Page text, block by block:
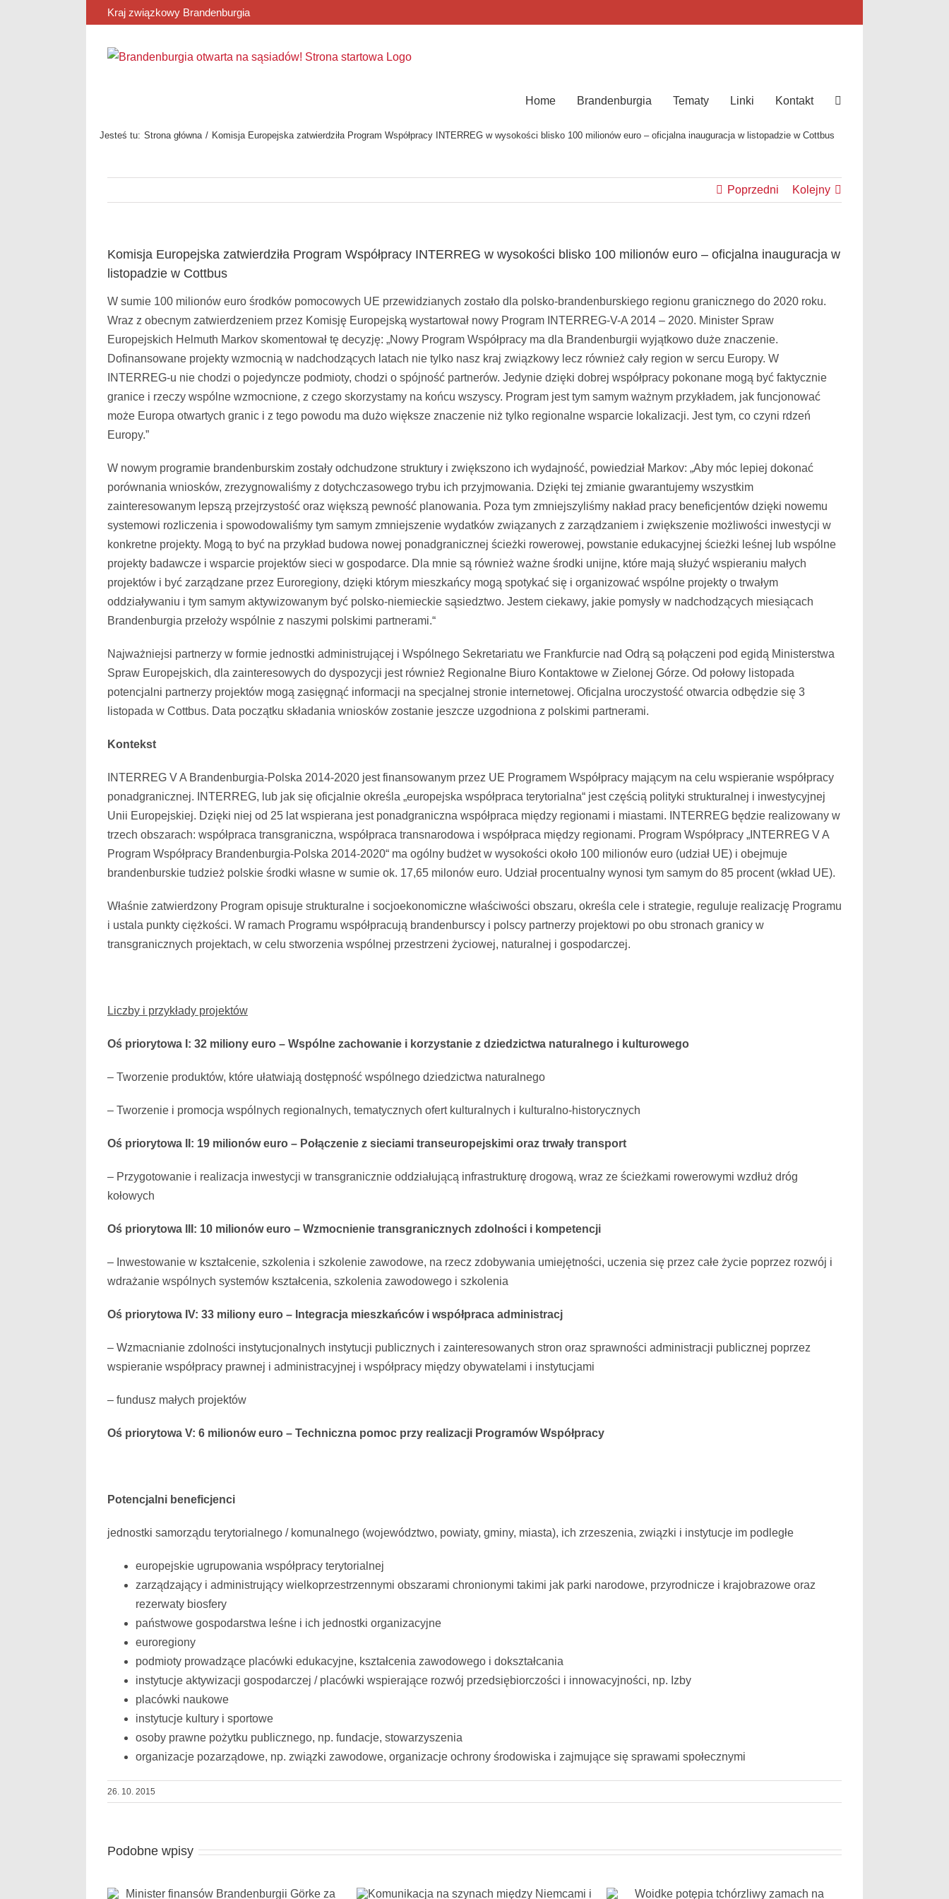
Kraj związkowy Brandenburgia
Home Brandenburgia Tematy Linki Kontakt
Jesteś tu: Strona główna Komisja Europejska zatwierdziła Program Współpracy INTERREG w wysokości blisko 100 milionów euro – oficjalna inauguracja w listopadzie w Cottbus
Poprzedni Kolejny
Komisja Europejska zatwierdziła Program Współpracy INTERREG w wysokości blisko 100 milionów euro – oficjalna inauguracja w
listopadzie w Cottbus
W sumie 100 milionów euro środków pomocowych UE przewidzianych zostało dla polsko-brandenburskiego regionu granicznego do 2020 roku.
Wraz z obecnym zatwierdzeniem przez Komisję Europejską wystartował nowy Program INTERREG-V-A 2014 – 2020. Minister Spraw
Europejskich Helmuth Markov skomentował tę decyzję: „Nowy Program Współpracy ma dla Brandenburgii wyjątkowo duże znaczenie.
Dofinansowane projekty wzmocnią w nadchodzących latach nie tylko nasz kraj związkowy lecz również cały region w sercu Europy. W
INTERREG-u nie chodzi o pojedyncze podmioty, chodzi o spójność partnerów. Jedynie dzięki dobrej współpracy pokonane mogą być faktycznie
granice i rzeczy wspólne wzmocnione, z czego skorzystamy na końcu wszyscy. Program jest tym samym ważnym przykładem, jak funcjonować
może Europa otwartych granic i z tego powodu ma dużo większe znaczenie niż tylko regionalne wsparcie lokalizacji. Jest tym, co czyni rdzeń
Europy.”
W nowym programie brandenburskim zostały odchudzone struktury i zwiększono ich wydajność, powiedział Markov: „Aby móc lepiej dokonać
porównania wniosków, zrezygnowaliśmy z dotychczasowego trybu ich przyjmowania. Dzięki tej zmianie gwarantujemy wszystkim
zainteresowanym lepszą przejrzystość oraz większą pewność planowania. Poza tym zmniejszyliśmy nakład pracy beneficjentów dzięki nowemu
systemowi rozliczenia i spowodowaliśmy tym samym zmniejszenie wydatków związanych z zarządzaniem i zwiększenie możliwości inwestycji w
konkretne projekty. Mogą to być na przykład budowa nowej ponadgranicznej ścieżki rowerowej, powstanie edukacyjnej ścieżki leśnej lub wspólne
projekty badawcze i wsparcie projektów sieci w gospodarce. Dla mnie są również ważne środki unijne, które mają służyć wspieraniu małych
projektów i być zarządzane przez Euroregiony, dzięki którym mieszkańcy mogą spotykać się i organizować wspólne projekty o trwałym
oddziaływaniu i tym samym aktywizowanym być polsko-niemieckie sąsiedztwo. Jestem ciekawy, jakie pomysły w nadchodzących miesiącach
Brandenburgia przełoży wspólnie z naszymi polskimi partnerami.“
Najważniejsi partnerzy w formie jednostki administrującej i Wspólnego Sekretariatu we Frankfurcie nad Odrą są połączeni pod egidą Ministerstwa
Spraw Europejskich, dla zainteresowych do dyspozycji jest również Regionalne Biuro Kontaktowe w Zielonej Górze. Od połowy listopada
potencjalni partnerzy projektów mogą zasięgnąć informacji na specjalnej stronie internetowej. Oficjalna uroczystość otwarcia odbędzie się 3
listopada w Cottbus. Data początku składania wniosków zostanie jeszcze uzgodniona z polskimi partnerami.
Kontekst
INTERREG V A Brandenburgia-Polska 2014-2020 jest finansowanym przez UE Programem Współpracy mającym na celu wspieranie współpracy
ponadgranicznej. INTERREG, lub jak się oficjalnie określa „europejska współpraca terytorialna“ jest częścią polityki strukturalnej i inwestycyjnej
Unii Europejskiej. Dzięki niej od 25 lat wspierana jest ponadgraniczna współpraca między regionami i miastami. INTERREG będzie realizowany w
trzech obszarach: współpraca transgraniczna, współpraca transnarodowa i współpraca między regionami. Program Współpracy „INTERREG V A
Program Współpracy Brandenburgia-Polska 2014-2020“ ma ogólny budżet w wysokości około 100 milionów euro (udział UE) i obejmuje
brandenburskie tudzież polskie środki własne w sumie ok. 17,65 milonów euro. Udział procentualny wynosi tym samym do 85 procent (wkład UE).
Właśnie zatwierdzony Program opisuje strukturalne i socjoekonomiczne właściwości obszaru, określa cele i strategie, reguluje realizację Programu
i ustala punkty ciężkości. W ramach Programu współpracują brandenburscy i polscy partnerzy projektowi po obu stronach granicy w
transgranicznych projektach, w celu stworzenia wspólnej przestrzeni życiowej, naturalnej i gospodarczej.
Liczby i przykłady projektów
Oś priorytowa I: 32 miliony euro – Wspólne zachowanie i korzystanie z dziedzictwa naturalnego i kulturowego
– Tworzenie produktów, które ułatwiają dostępność wspólnego dziedzictwa naturalnego
– Tworzenie i promocja wspólnych regionalnych, tematycznych ofert kulturalnych i kulturalno-historycznych
Oś priorytowa II: 19 milionów euro – Połączenie z sieciami transeuropejskimi oraz trwały transport
– Przygotowanie i realizacja inwestycji w transgranicznie oddziałującą infrastrukturę drogową, wraz ze ścieżkami rowerowymi wzdłuż dróg
kołowych
Oś priorytowa III: 10 milionów euro – Wzmocnienie transgranicznych zdolności i kompetencji
– Inwestowanie w kształcenie, szkolenia i szkolenie zawodowe, na rzecz zdobywania umiejętności, uczenia się przez całe życie poprzez rozwój i
wdrażanie wspólnych systemów kształcenia, szkolenia zawodowego i szkolenia
Oś priorytowa IV: 33 miliony euro – Integracja mieszkańców i współpraca administracj
– Wzmacnianie zdolności instytucjonalnych instytucji publicznych i zainteresowanych stron oraz sprawności administracji publicznej poprzez
wspieranie współpracy prawnej i administracyjnej i współpracy między obywatelami i instytucjami
– fundusz małych projektów
Oś priorytowa V: 6 milionów euro – Techniczna pomoc przy realizacji Programów Współpracy
Potencjalni beneficjenci
jednostki samorządu terytorialnego / komunalnego (województwo, powiaty, gminy, miasta), ich zrzeszenia, związki i instytucje im podległe
europejskie ugrupowania współpracy terytorialnej
zarządzający i administrujący wielkoprzestrzennymi obszarami chronionymi takimi jak parki narodowe, przyrodnicze i krajobrazowe oraz
rezerwaty biosfery
państwowe gospodarstwa leśne i ich jednostki organizacyjne
euroregiony
podmioty prowadzące placówki edukacyjne, kształcenia zawodowego i dokształcania
instytucje aktywizacji gospodarczej / placówki wspierające rozwój przedsiębiorczości i innowacyjności, np. Izby
placówki naukowe
instytucje kultury i sportowe
osoby prawne pożytku publicznego, np. fundacje, stowarzyszenia
organizacje pozarządowe, np. związki zawodowe, organizacje ochrony środowiska i zajmujące się sprawami społecznymi
26. 10. 2015
Podobne wpisy